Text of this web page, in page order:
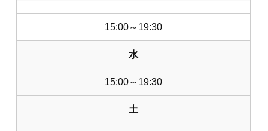
15:00～19:30
水
15:00～19:30
土